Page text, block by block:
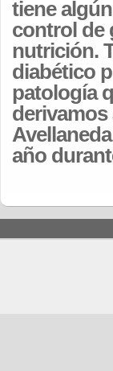
tiene
control de
nutrición.
diabético
patología
derivamos
año